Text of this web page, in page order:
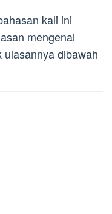
kali ini
mengenai
dibawah